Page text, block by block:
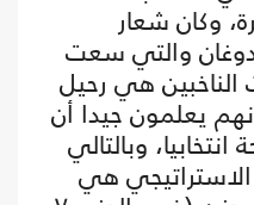
وكان شعار
والتي سعت
هي رحيل
يعلمون جيدا أن
وبالتالي
الاستراتيجي هي